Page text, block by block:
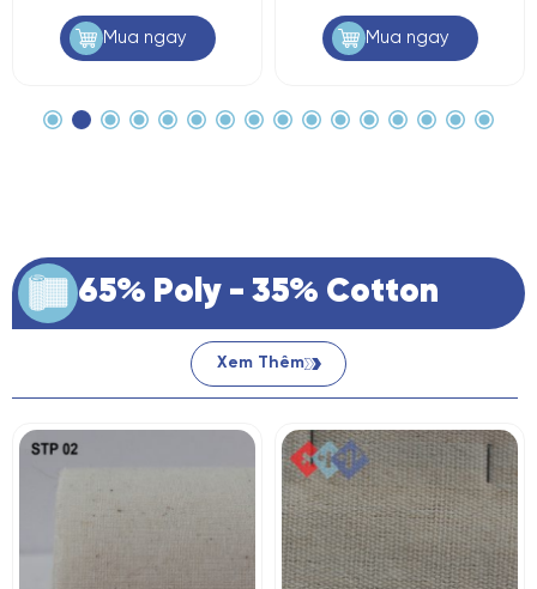
Mua ngay Mua ngay
65% Poly - 35% Cotton
Xem Thêm